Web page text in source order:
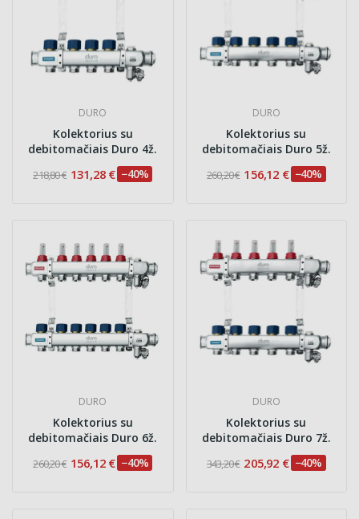
DURO
Kolektorius su
debitomačiais Duro 4ž.
218,80 € 131,28 € −40%
DURO
Kolektorius su
debitomačiais Duro 5ž.
260,20 € 156,12 € −40%
DURO
Kolektorius su
debitomačiais Duro 6ž.
260,20 € 156,12 € −40%
DURO
Kolektorius su
debitomačiais Duro 7ž.
343,20 € 205,92 € −40%